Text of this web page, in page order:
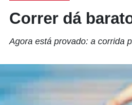
Correr dá
Agora está provado: a corrida